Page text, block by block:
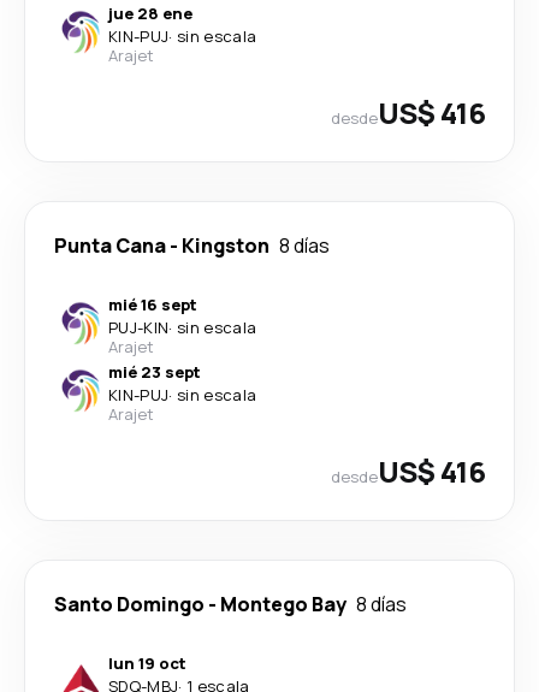
jue 28 ene
KIN-PUJ· sin escala
Arajet
desdeUS$ 416
Punta Cana- Kingston 8 días
mié 16 sept
PUJ-KIN· sin escala
Arajet
mié 23 sept
KIN-PUJ· sin escala
Arajet
desdeUS$ 416
Santo Domingo - Montego Bay 8 días
lun 19 oct
SDQ-MBJ· 1 escala